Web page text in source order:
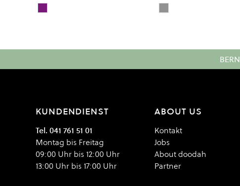
Colour
PRZM ROSE GOLD Colour
GIBSON
BERN
KUNDENDIENST
Tel. 041 761 51 01
Montag bis Freitag
09:00 Uhr bis 12:00 Uhr
13:00 Uhr bis 17:00 Uhr
ABOUT US
Kontakt
Jobs
About doodah
Partner